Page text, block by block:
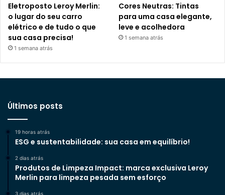
Eletroposto Leroy Merlin:
o lugar do seu carro
elétrico e de tudo o que
sua casa precisa!
1 semana atrás
Cores Neutras: Tintas
para uma casa elegante,
leve e acolhedora
1 semana atrás
Últimos posts
19 horas atrás
ESG e sustentabilidade: sua casa em equilíbrio!
2 dias atrás
Produtos de Limpeza Impact: marca exclusiva Leroy
Merlin para limpeza pesada sem esforço
3 dias atrás